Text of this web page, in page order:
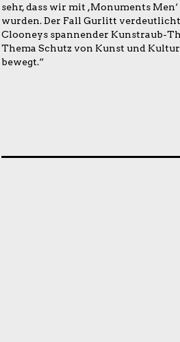
sehr, dass wir mit ,Monuments
wurden. Der Fall Gurlitt
Clooneys spannender Kunstraub-
Thema Schutz von Kunst und
bewegt.“